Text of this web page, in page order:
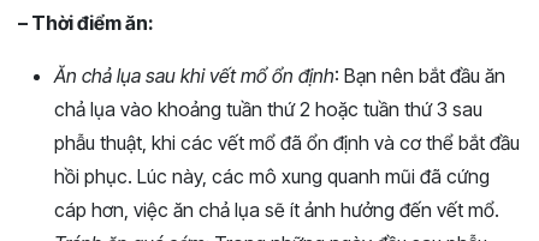
– Thời điểm ăn:
Ăn chả lụa sau khi vết mổ ổn định: Bạn nên bắt đầu ăn
chả lụa vào khoảng tuần thứ 2 hoặc tuần thứ 3 sau
phẫu thuật, khi các vết mổ đã ổn định và cơ thể bắt đầu
hồi phục. Lúc này, các mô xung quanh mũi đã cứng
cáp hơn, việc ăn chả lụa sẽ ít ảnh hưởng đến vết mổ.